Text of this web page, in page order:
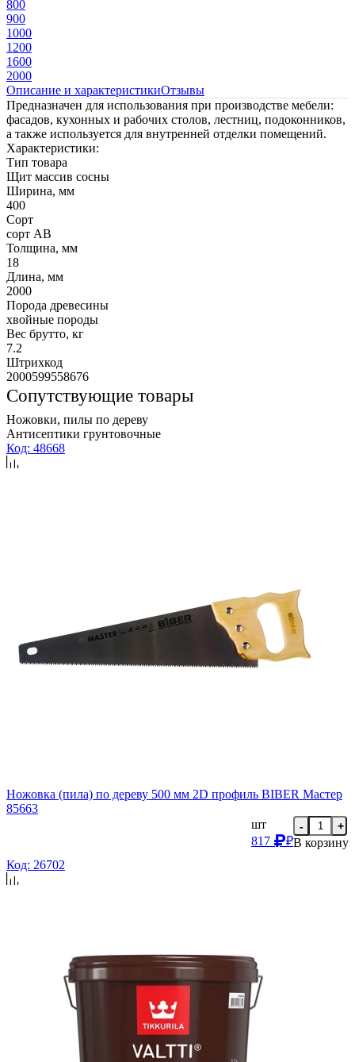
800
900
1000
1200
1600
2000
Описание и характеристикиОтзывы
Предназначен для использования при производстве мебели:
фасадов, кухонных и рабочих столов, лестниц, подоконников,
а также используется для внутренней отделки помещений.
Характеристики:
Тип товара
Щит массив сосны
Ширина, мм
400
Сорт
сорт AB
Толщина, мм
18
Длина, мм
2000
Порода древесины
хвойные породы
Вес брутто, кг
7.2
Штрихкод
2000599558676
Сопутствующие товары
Ножовки, пилы по дереву
Антисептики грунтовочные
Код: 48668
Ножовка (пила) по дереву 500 мм 2D профиль BIBER Мастер
85663
шт
817
₽
- +
В корзину
Код: 26702